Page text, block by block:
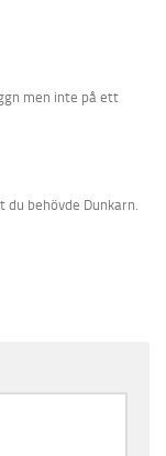
men inte på ett
behövde Dunkarn.